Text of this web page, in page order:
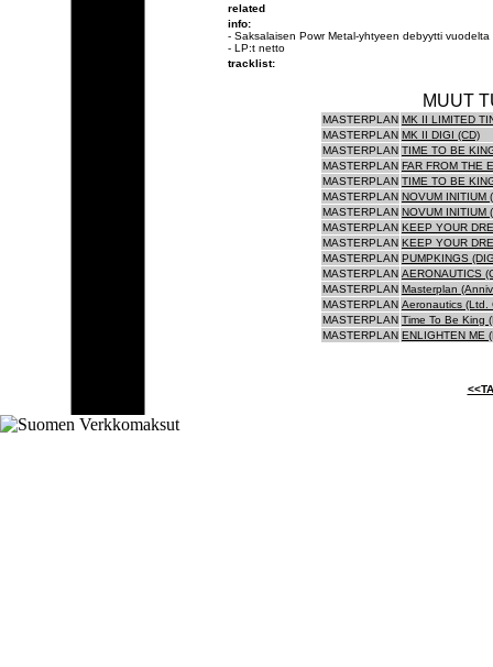
related
info:
- Saksalaisen Powr Metal-yhtyeen debyytti
- LP:t netto
tracklist:
MUUT
MASTERPLAN MK II LIMITED
MASTERPLAN MK II DIGI (CD)
MASTERPLAN TIME TO BE
MASTERPLAN FAR FROM THE
MASTERPLAN TIME TO BE
MASTERPLAN NOVUM INITIUM
MASTERPLAN NOVUM INITIUM
MASTERPLAN KEEP YOUR
MASTERPLAN KEEP YOUR
MASTERPLAN PUMPKINGS
MASTERPLAN AERONAUTICS
MASTERPLAN Masterplan
MASTERPLAN Aeronautics (Ltd.
MASTERPLAN Time To Be King
MASTERPLAN ENLIGHTEN ME